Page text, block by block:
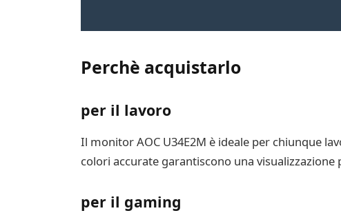
Perchè acquistarlo
per il lavoro
Il monitor AOC U34E2M è ideale per chiunque
colori accurate garantiscono una
per il gaming